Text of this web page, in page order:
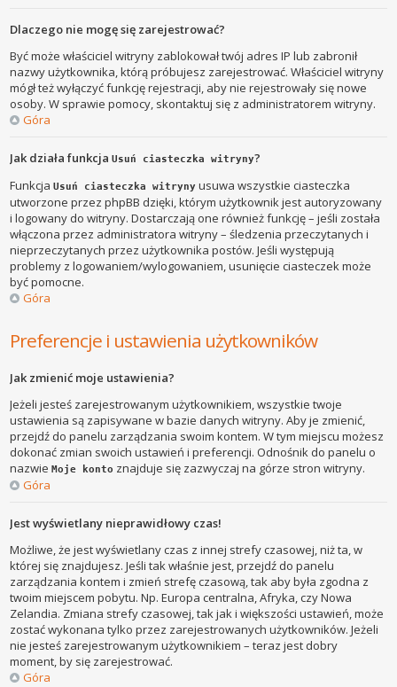
Dlaczego nie mogę się zarejestrować?
Być może właściciel witryny zablokował twój adres IP lub zabronił
nazwy użytkownika, którą próbujesz zarejestrować. Właściciel witryny
mógł też wyłączyć funkcję rejestracji, aby nie rejestrowały się nowe
osoby. W sprawie pomocy, skontaktuj się z administratorem witryny.
Góra
Jak działa funkcjaUsuń ciasteczka witryny?
FunkcjaUsuń ciasteczka witryny usuwa wszystkie ciasteczka
utworzone przez phpBB dzięki, którym użytkownik jest autoryzowany
i logowany do witryny. Dostarczają one również funkcję – jeśli została
włączona przez administratora witryny – śledzenia przeczytanych i
nieprzeczytanych przez użytkownika postów. Jeśli występują
problemy z logowaniem/wylogowaniem, usunięcie ciasteczek może
być pomocne.
Góra
Preferencje i ustawienia użytkowników
Jak zmienić moje ustawienia?
Jeżeli jesteś zarejestrowanym użytkownikiem, wszystkie twoje
ustawienia są zapisywane w bazie danych witryny. Aby je zmienić,
przejdź do panelu zarządzania swoim kontem. W tym miejscu możesz
dokonać zmian swoich ustawień i preferencji. Odnośnik do panelu o
nazwieMoje konto znajduje się zazwyczaj na górze stron witryny.
Góra
Jest wyświetlany nieprawidłowy czas!
Możliwe, że jest wyświetlany czas z innej strefy czasowej, niż ta, w
której się znajdujesz. Jeśli tak właśnie jest, przejdź do panelu
zarządzania kontem i zmień strefę czasową, tak aby była zgodna z
twoim miejscem pobytu. Np. Europa centralna, Afryka, czy Nowa
Zelandia. Zmiana strefy czasowej, tak jak i większości ustawień, może
zostać wykonana tylko przez zarejestrowanych użytkowników. Jeżeli
nie jesteś zarejestrowanym użytkownikiem – teraz jest dobry
moment, by się zarejestrować.
Góra